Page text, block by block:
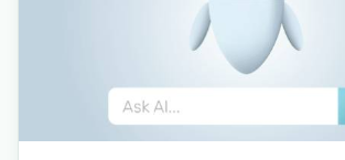
り、その中でも特に「予約の変更・キャンセル
質問（FAQ）」への対応に限定することです。
関する相談や、診療が必要かどうかの判断とい
職が担うべき領域には決して踏み込ませない。
を明確にすることで、患者さんにとっても、現